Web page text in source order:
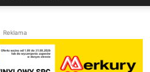
Reklama